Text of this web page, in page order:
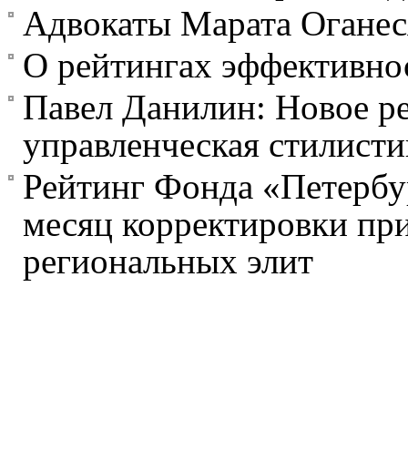
Адвокаты Марата
О рейтингах
Павел Данилин: Новое
управленческая
Рейтинг Фонда
месяц корректировки
региональных элит